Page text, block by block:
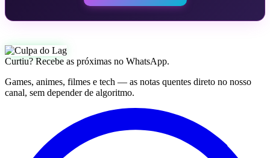
Curtiu? Recebe as próximas no WhatsApp.
Games, animes, filmes e tech — as notas quentes direto no nosso
canal, sem depender de algoritmo.